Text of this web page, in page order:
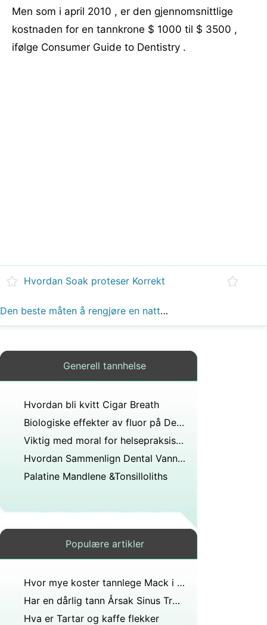
Men som i april 2010 , er den gjennomsnittlige
kostnaden for en tannkrone $ 1000 til $ 3500 ,
ifølge Consumer Guide to Dentistry .
Hvordan Soak proteser Korrekt
Den beste måten å rengjøre en nattevakt Mouth Piece
Generell tannhelse
Hvordan bli kvitt Cigar Breath
Biologiske effekter av fluor på Dental Biofilm
Viktig med moral for helsepraksis i tannlegen?
Hvordan Sammenlign Dental Vann valg
Palatine Mandlene &Tonsilloliths
Populære artikler
Hvor mye koster tannlege Mack i løpet av et år?
Har en dårlig tann Årsak Sinus Trouble
Hva er Tartar og kaffe flekker